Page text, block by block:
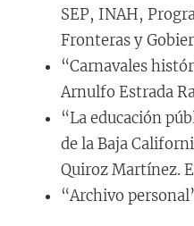
SEP, INAH,
Fronteras y
“Carnavales
Arnulfo Estrada
“La educación
de la Baja
Quiroz Martínez.
“Archivo